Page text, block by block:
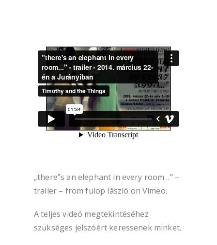
„there”s an elephant in every room…” –
trailer – fromfülöp lászló on Vimeo.
A teljes videó megtekintéséhez
szükséges jelszóért keressenek minket.